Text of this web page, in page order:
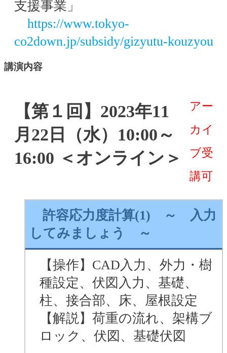
支援事業」
https://www.tokyo-
co2down.jp/subsidy/gizyutu-kouzyou
講演内容
【第１回】2023年11
月22日（水）10:00～
16:00 ＜オンライン＞
アー
カイ
ブ受
講可
許容応力度計算(1) ～ 入力
してみましょう ～
【操作】CAD入力、外力・樹
種設定、伏図入力、基礎、
柱、接合部、床、屋根設定
【解説】荷重の流れ、架構ブ
ロック、伏図、基礎伏図